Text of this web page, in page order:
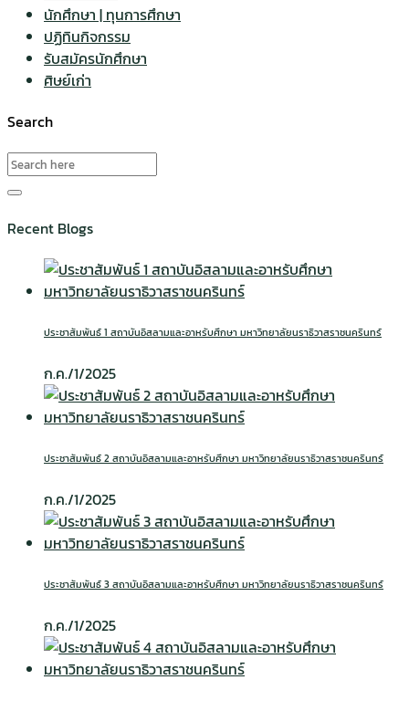
นักศึกษา | ทุนการศึกษา
ปฏิทินกิจกรรม
รับสมัครนักศึกษา
ศิษย์เก่า
Search
Recent Blogs
ประชาสัมพันธ์ 1 สถาบันอิสลามและอาหรับศึกษา มหาวิทยาลัยนราธิวาสราชนครินทร์
ก.ค./1/2025
ประชาสัมพันธ์ 2 สถาบันอิสลามและอาหรับศึกษา มหาวิทยาลัยนราธิวาสราชนครินทร์
ก.ค./1/2025
ประชาสัมพันธ์ 3 สถาบันอิสลามและอาหรับศึกษา มหาวิทยาลัยนราธิวาสราชนครินทร์
ก.ค./1/2025